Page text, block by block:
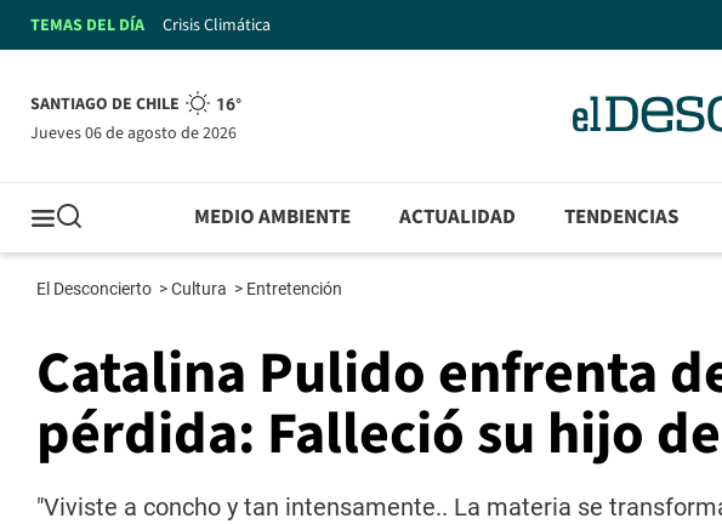
TEMAS DEL DÍA Crisis Climática
SANTIAGO DE CHILE 16°
jueves 06 de agosto de 2026
MEDIO AMBIENTE ACTUALIDAD TENDENCIAS
El Desconcierto >Cultura > Entretención
Catalina Pulido enfrenta
pérdida: Falleció su hijo
"Viviste a concho y tan intensamente.. La materia se